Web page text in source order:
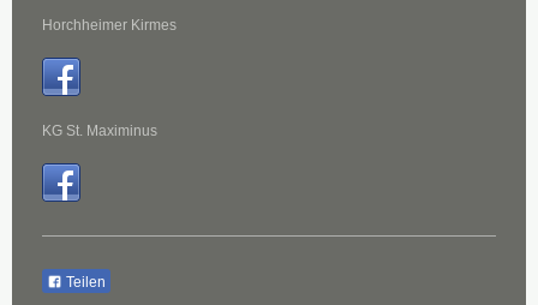
Horchheimer Kirmes
KG St. Maximinus
Teilen